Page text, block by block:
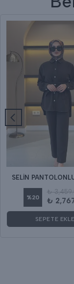
SELİN
%20
₺
₺
SEPETE EKLE